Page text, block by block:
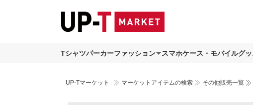
Tシャツパーカーファッション スマホケース・モバイルグ
UP-Tマーケット マーケットアイテムの検索 その他販売一覧